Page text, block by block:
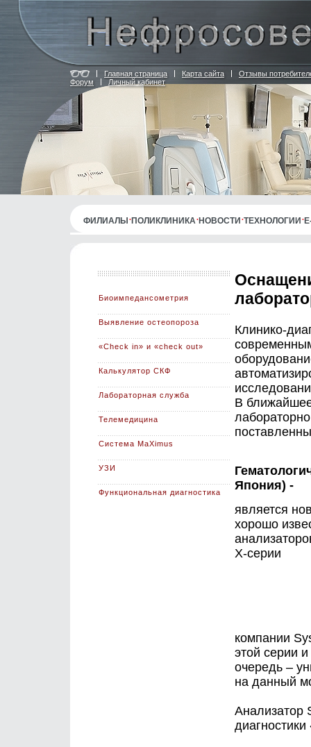
Главная страница Карта сайта
Отзывы
Форум
Личный кабинет
ФИЛИАЛЫ ПОЛИКЛИНИКА НОВОСТИ ТЕХНОЛОГИИ
Клинико-
В
Япония) -
является
хорошо
Х-серии
компании
этой серии
очередь –
на данный
Анализатор
Биоимпедансометрия
Выявление остеопороза
«Check in» и «check out»
Калькулятор СКФ
Лабораторная служба
Телемедицина
Система MaXimus
УЗИ
Функциональная диагностика